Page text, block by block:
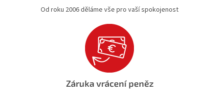
Od roku 2006 děláme vše pro vaší spokojenost
Záruka vrácení peněz